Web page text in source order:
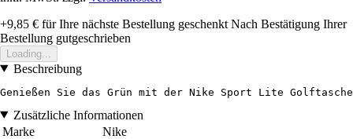
+9,85 € für Ihre nächste Bestellung geschenkt Nach Bestätigung Ihrer
Bestellung gutgeschrieben
Loading...
Beschreibung
Genießen Sie das Grün mit der Nike Sport Lite
Zusätzliche Informationen
Marke
Nike